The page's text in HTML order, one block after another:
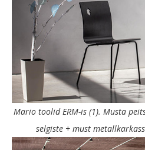
Mario toolid ERM-is (1). Musta
selgiste + must